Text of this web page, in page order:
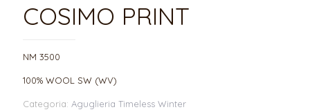
COSIMO PRINT
NM 3500
100% WOOL SW (WV)
Categoria: Aguglieria Timeless Winter